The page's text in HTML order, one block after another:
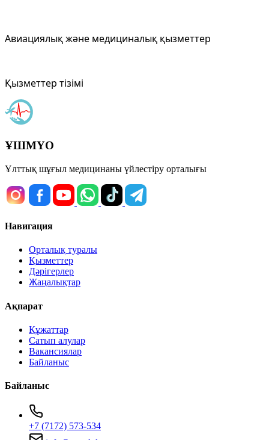
Авиациялық және медициналық қызметтер
Қызметтер тізімі
ҰШМҮО
Ұлттық шұғыл медицинаны үйлестіру орталығы
Навигация
Орталық туралы
Қызметтер
Дәрігерлер
Жаңалықтар
Ақпарат
Құжаттар
Сатып алулар
Вакансиялар
Байланыс
Байланыс
+7 (7172) 573-534